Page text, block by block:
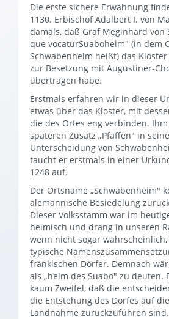
Die erste sichere Erwähnung
1130. Erbischof Adalbert I. von
damals, daß Graf Meginhard von
que vocaturSuaboheim" (in dem
Schwabenheim heißt) das
zur Besetzung mit Augustiner-
übertragen habe.
Erstmals erfahren wir in dieser
etwas über das Kloster, mit
die des Ortes eng verbinden.
späteren Zusatz „Pfaffen" in
Unterscheidung von
taucht er erstmals in einer
1248 auf.
Der Ortsname „Schwabenheim"
alemannische Besiedelung
Dieser Volksstamm war im
heimisch und drang in unseren
wenn nicht sogar
typische
fränkischen Dörfer. Demnach
als „heim des Suabo" zu deuten.
kaum Zweifel, daß die
die Entstehung des Dorfes auf
Landnahme zurückzuführen sind.